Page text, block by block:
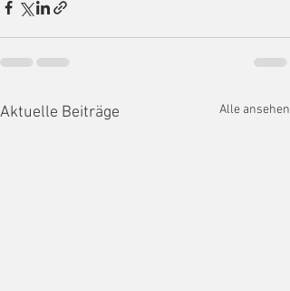
Aktuelle Beiträge Alle ansehen